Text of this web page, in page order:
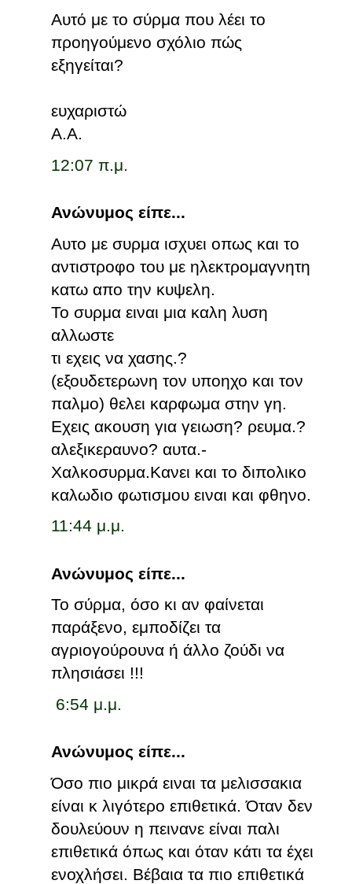
Αυτό με το σύρμα που λέει το
προηγούμενο σχόλιο πώς
εξηγείται?
ευχαριστώ
Α.Α.
12:07 π.μ.
Ανώνυμος είπε...
Αυτο με συρμα ισχυει οπως και το
αντιστροφο του με ηλεκτρομαγνητη
κατω απο την κυψελη.
Το συρμα ειναι μια καλη λυση
αλλωστε
τι εχεις να χασης.?
(εξουδετερωνη τον υποηχο και τον
παλμο) θελει καρφωμα στην γη.
Εχεις ακουση για γειωση? ρευμα.?
αλεξικεραυνο? αυτα.-
Χαλκοσυρμα.Κανει και το διπολικο
καλωδιο φωτισμου ειναι και φθηνο.
11:44 μ.μ.
Ανώνυμος είπε...
Το σύρμα, όσο κι αν φαίνεται
παράξενο, εμποδίζει τα
αγριογούρουνα ή άλλο ζούδι να
πλησιάσει !!!
6:54 μ.μ.
Ανώνυμος είπε...
Όσο πιο μικρά ειναι τα μελισσακια
είναι κ λιγότερο επιθετικά. Όταν δεν
δουλεύουν η πεινανε είναι παλι
επιθετικά όπως και όταν κάτι τα έχει
ενοχλήσει. Βέβαια τα πιο επιθετικά